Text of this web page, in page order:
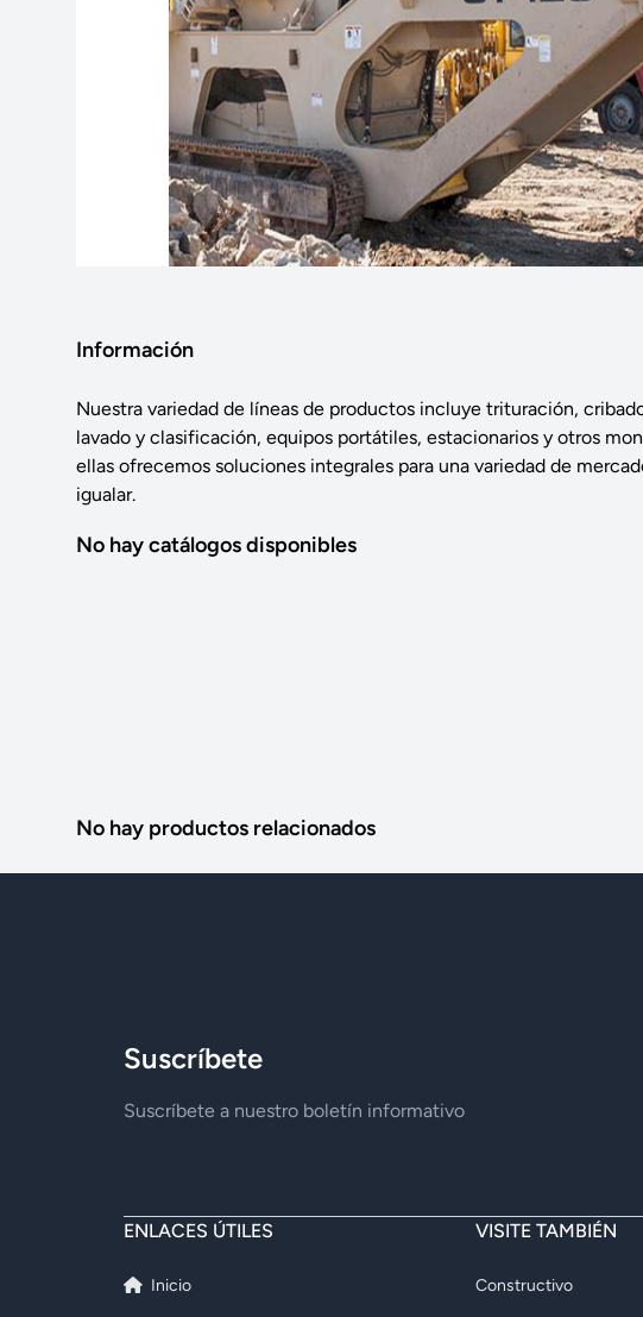
Información
Nuestra variedad de líneas de productos incluye trituración,
lavado y clasificación, equipos portátiles, estacionarios y otros
ellas ofrecemos soluciones integrales para una variedad de
igualar.
No hay catálogos disponibles
No hay productos relacionados
Suscríbete
Suscríbete a nuestro boletín informativo
ENLACES ÚTILES
Inicio
VISITE TAMBIÉN
Constructivo